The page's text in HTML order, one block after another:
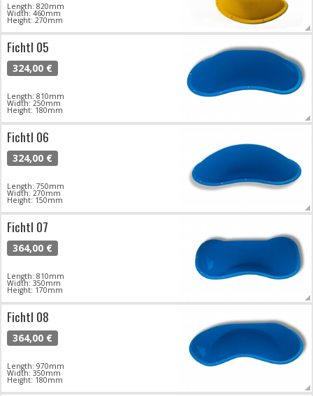
Length: 820mm
Width: 460mm
Height: 270mm
Fichtl 05
324,00 €
Length: 810mm
Width: 250mm
Height: 180mm
Fichtl 06
324,00 €
Length: 750mm
Width: 270mm
Height: 150mm
Fichtl 07
364,00 €
Length: 810mm
Width: 350mm
Height: 170mm
Fichtl 08
364,00 €
Length: 970mm
Width: 350mm
Height: 180mm